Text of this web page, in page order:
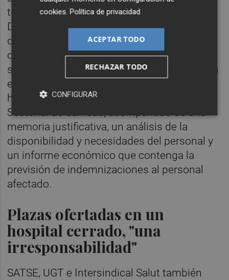
teniendo en cuenta que el artículo 37 del
Decreto de Selección y Provisión establece
que, cuando la movilidad signifique un
cambio de puesto de trabajo a una distancia
superior a 30 kilómetros, se realizará un plan
específico de ordenación de recursos
humanos que se presentará en la Mesa
Sectorial de Sanidad, acompañado de una
memoria justificativa, un análisis de la
disponibilidad y necesidades del personal y
un informe económico que contenga la
previsión de indemnizaciones al personal
afectado.
Plazas ofertadas en un
hospital cerrado, "una
irresponsabilidad"
SATSE, UGT e Intersindical Salut también
cookies.Política de privacidad
ACEPTAR TODO
RECHAZAR TODO
CONFIGURAR